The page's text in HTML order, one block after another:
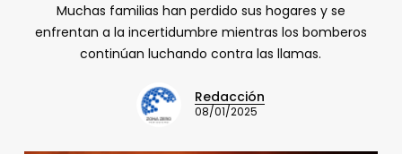
Muchas familias han perdido sus hogares y se
enfrentan a la incertidumbre mientras los bomberos
continúan luchando contra las llamas.
Redacción
08/01/2025